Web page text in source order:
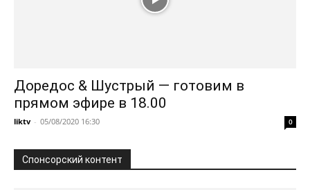
Доредос & Шустрый — готовим в
прямом эфире в 18.00
liktv - 05/08/2020 16:30 0
Спонсорский контент